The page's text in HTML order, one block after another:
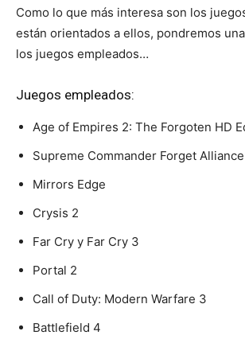
Como lo que más interesa son los
están orientados a ellos, pondremos
los juegos empleados…
Juegos empleados:
Age of Empires 2: The Forgoten HD
Supreme Commander Forget Alliance
Mirrors Edge
Crysis 2
Far Cry y Far Cry 3
Portal 2
Call of Duty: Modern Warfare 3
Battlefield 4